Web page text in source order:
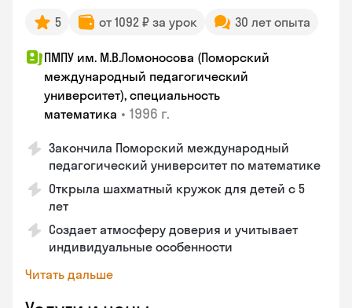
5 от 1092 ₽ за урок 30 лет опыта
ПМПУ им. М.В.Ломоносова (Поморский
международный педагогический
университет), специальность
математика • 1996 г.
Закончила Поморский международный
педагогический университет по математике
Открыла шахматный кружок для детей с 5
лет
Создает атмосферу доверия и учитывает
индивидуальные особенности
Читать дальше